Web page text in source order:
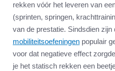
rekken vóór het leveren van
(sprinten, springen,
van de prestatie. Sindsdien
mobiliteitsoefeningen populair
voor dat negatieve effect
je het statisch rekken een